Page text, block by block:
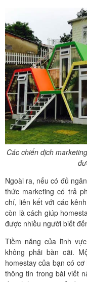
Các chiến dịch
Ngoài ra, nếu có đủ
thức marketing có trả
chí, liên kết với các
còn là cách giúp
được nhiều người biết
Tiềm năng của lĩnh
không phải bàn cãi.
homestay của bạn có
thông tin trong bài viết